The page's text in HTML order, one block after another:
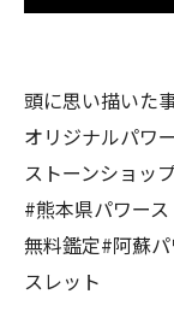
頭に思い描いた
オリジナルパワ
ストーンショッ
#熊本県パワー
無料鑑定#阿蘇
スレット